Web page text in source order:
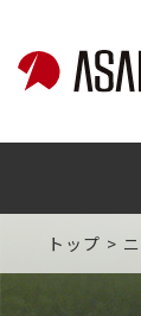
トップ